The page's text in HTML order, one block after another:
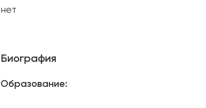
нет
Биография
Образование: